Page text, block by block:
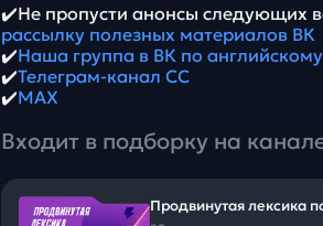
✔️Не пропусти анонсы следующих
рассылку полезных материалов ВК
✔️Наша группа в ВК по
✔️Телеграм-канал СС
✔️MAX
Входит в подборку на
Продвинутая лексика